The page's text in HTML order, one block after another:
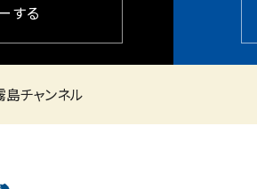
する
島チャンネル